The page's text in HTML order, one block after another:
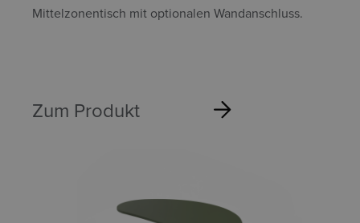
Mittelzonentisch mit optionalen Wandanschluss.
Zum Produkt